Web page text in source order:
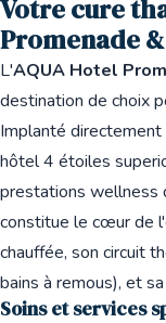
Votre cure
Promenade
L'AQUA Hotel
destination de choix
Implanté
hôtel 4 étoiles
prestations wellness
constitue le cœur de
chauffée, son circuit
bains à remous), et
Soins et services